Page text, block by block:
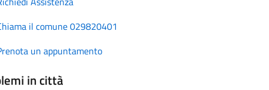
il comune 029820401
un appuntamento
in città